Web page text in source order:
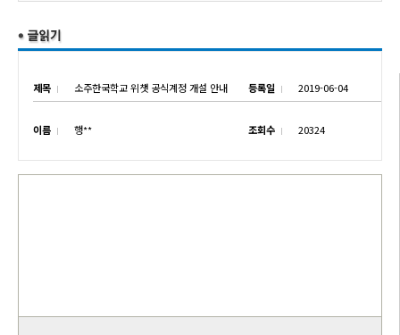
제목 소주한국학교 위챗 공식계정 개설 안내 등록일 2019-06-04
이름 행** 조회수 20324